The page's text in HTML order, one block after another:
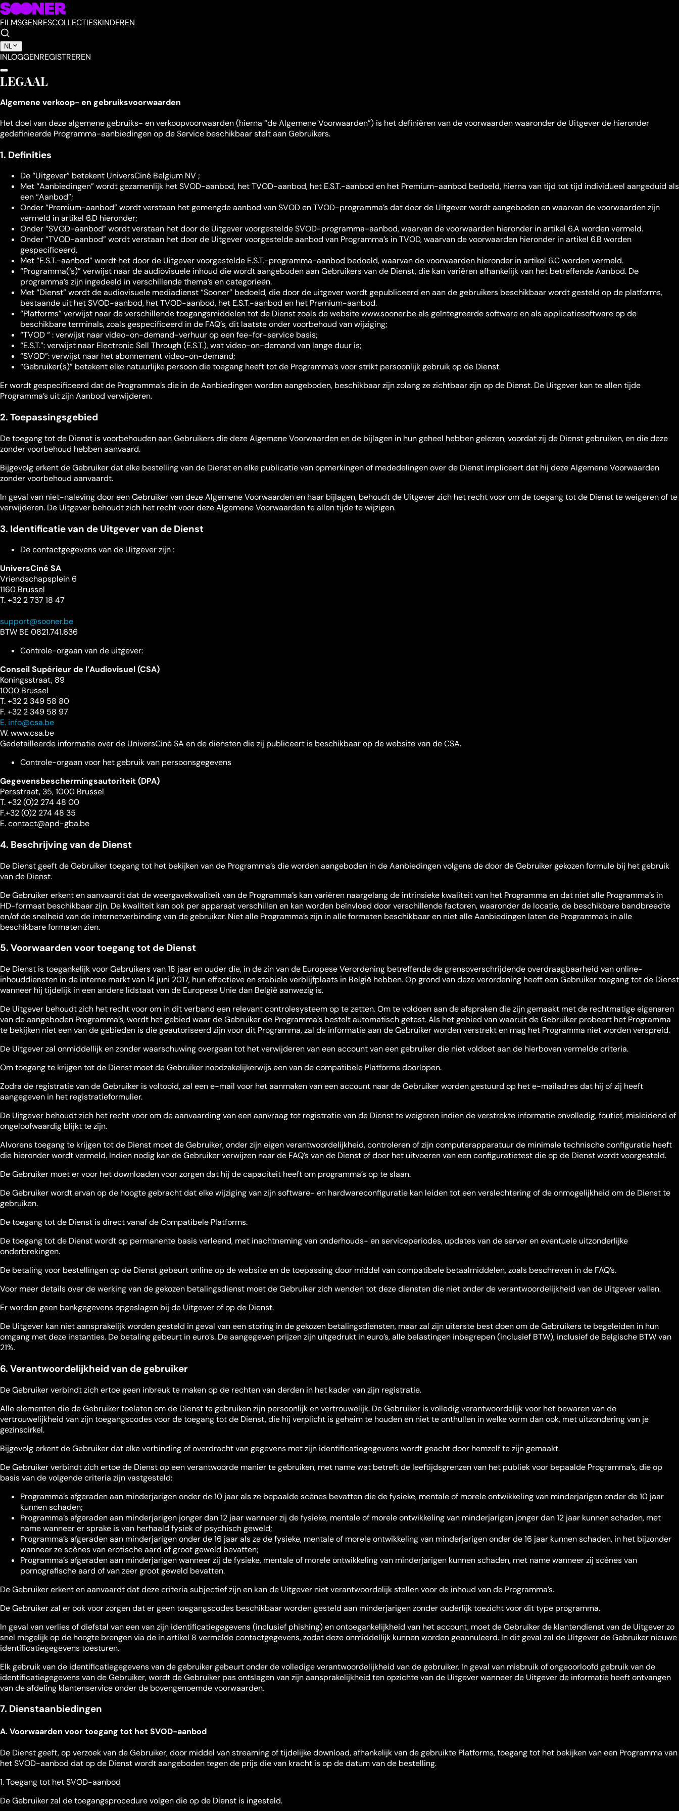
FILMSGENRESCOLLECTIESKINDEREN
NL
INLOGGENREGISTREREN
LEGAAL
Algemene verkoop- en gebruiksvoorwaarden
Het doel van deze algemene gebruiks- en verkoopvoorwaarden (hierna “de Algemene Voorwaarden”) is het definiëren van de voorwaarden waaronder de Uitgever de hieronder
gedefinieerde Programma-aanbiedingen op de Service beschikbaar stelt aan Gebruikers.
1. Definities
De “Uitgever” betekent UniversCiné Belgium NV ;
Met “Aanbiedingen” wordt gezamenlijk het SVOD-aanbod, het TVOD-aanbod, het E.S.T.-aanbod en het Premium-aanbod bedoeld, hierna van tijd tot tijd individueel aangeduid als
een “Aanbod”;
Onder “Premium-aanbod” wordt verstaan het gemengde aanbod van SVOD en TVOD-programma’s dat door de Uitgever wordt aangeboden en waarvan de voorwaarden zijn
vermeld in artikel 6.D hieronder;
Onder “SVOD-aanbod” wordt verstaan het door de Uitgever voorgestelde SVOD-programma-aanbod, waarvan de voorwaarden hieronder in artikel 6.A worden vermeld.
Onder “TVOD-aanbod” wordt verstaan het door de Uitgever voorgestelde aanbod van Programma’s in TVOD, waarvan de voorwaarden hieronder in artikel 6.B worden
gespecificeerd.
Met “E.S.T.-aanbod” wordt het door de Uitgever voorgestelde E.S.T.-programma-aanbod bedoeld, waarvan de voorwaarden hieronder in artikel 6.C worden vermeld.
“Programma(‘s)” verwijst naar de audiovisuele inhoud die wordt aangeboden aan Gebruikers van de Dienst, die kan variëren afhankelijk van het betreffende Aanbod. De
programma’s zijn ingedeeld in verschillende thema’s en categorieën.
Met “Dienst” wordt de audiovisuele mediadienst “Sooner” bedoeld, die door de uitgever wordt gepubliceerd en aan de gebruikers beschikbaar wordt gesteld op de platforms,
bestaande uit het SVOD-aanbod, het TVOD-aanbod, het E.S.T.-aanbod en het Premium-aanbod.
“Platforms” verwijst naar de verschillende toegangsmiddelen tot de Dienst zoals de website www.sooner.be als geïntegreerde software en als applicatiesoftware op de
beschikbare terminals, zoals gespecificeerd in de FAQ’s, dit laatste onder voorbehoud van wijziging;
“TVOD “ : verwijst naar video-on-demand-verhuur op een fee-for-service basis;
“E.S.T.”: verwijst naar Electronic Sell Through (E.S.T.), wat video-on-demand van lange duur is;
“SVOD”: verwijst naar het abonnement video-on-demand;
“Gebruiker(s)” betekent elke natuurlijke persoon die toegang heeft tot de Programma’s voor strikt persoonlijk gebruik op de Dienst.
Er wordt gespecificeerd dat de Programma’s die in de Aanbiedingen worden aangeboden, beschikbaar zijn zolang ze zichtbaar zijn op de Dienst. De Uitgever kan te allen tijde
Programma’s uit zijn Aanbod verwijderen.
2. Toepassingsgebied
De toegang tot de Dienst is voorbehouden aan Gebruikers die deze Algemene Voorwaarden en de bijlagen in hun geheel hebben gelezen, voordat zij de Dienst gebruiken, en die deze
zonder voorbehoud hebben aanvaard.
Bijgevolg erkent de Gebruiker dat elke bestelling van de Dienst en elke publicatie van opmerkingen of mededelingen over de Dienst impliceert dat hij deze Algemene Voorwaarden
zonder voorbehoud aanvaardt.
In geval van niet-naleving door een Gebruiker van deze Algemene Voorwaarden en haar bijlagen, behoudt de Uitgever zich het recht voor om de toegang tot de Dienst te weigeren of te
verwijderen. De Uitgever behoudt zich het recht voor deze Algemene Voorwaarden te allen tijde te wijzigen.
3. Identificatie van de Uitgever van de Dienst
De contactgegevens van de Uitgever zijn :
UniversCiné SA
Vriendschapsplein 6
1160 Brussel
T. +32 2 737 18 47
support@sooner.be
BTW BE 0821.741.636
Controle-orgaan van de uitgever:
Conseil Supérieur de l’Audiovisuel (CSA)
Koningsstraat, 89
1000 Brussel
T. +32 2 349 58 80
F. +32 2 349 58 97
E. info@csa.be
W. www.csa.be
Gedetailleerde informatie over de UniversCiné SA en de diensten die zij publiceert is beschikbaar op de website van de CSA.
Controle-orgaan voor het gebruik van persoonsgegevens
Gegevensbeschermingsautoriteit (DPA)
Persstraat, 35, 1000 Brussel
T. +32 (0)2 274 48 00
F.+32 (0)2 274 48 35
E. contact@apd-gba.be
4. Beschrijving van de Dienst
De Dienst geeft de Gebruiker toegang tot het bekijken van de Programma’s die worden aangeboden in de Aanbiedingen volgens de door de Gebruiker gekozen formule bij het gebruik
van de Dienst.
De Gebruiker erkent en aanvaardt dat de weergavekwaliteit van de Programma’s kan variëren naargelang de intrinsieke kwaliteit van het Programma en dat niet alle Programma’s in
HD-formaat beschikbaar zijn. De kwaliteit kan ook per apparaat verschillen en kan worden beïnvloed door verschillende factoren, waaronder de locatie, de beschikbare bandbreedte
en/of de snelheid van de internetverbinding van de gebruiker. Niet alle Programma’s zijn in alle formaten beschikbaar en niet alle Aanbiedingen laten de Programma’s in alle
beschikbare formaten zien.
5. Voorwaarden voor toegang tot de Dienst
De Dienst is toegankelijk voor Gebruikers van 18 jaar en ouder die, in de zin van de Europese Verordening betreffende de grensoverschrijdende overdraagbaarheid van online-
inhouddiensten in de interne markt van 14 juni 2017, hun effectieve en stabiele verblijfplaats in België hebben. Op grond van deze verordening heeft een Gebruiker toegang tot de Dienst
wanneer hij tijdelijk in een andere lidstaat van de Europese Unie dan België aanwezig is.
De Uitgever behoudt zich het recht voor om in dit verband een relevant controlesysteem op te zetten. Om te voldoen aan de afspraken die zijn gemaakt met de rechtmatige eigenaren
van de aangeboden Programma’s, wordt het gebied waar de Gebruiker de Programma’s bestelt automatisch getest. Als het gebied van waaruit de Gebruiker probeert het Programma
te bekijken niet een van de gebieden is die geautoriseerd zijn voor dit Programma, zal de informatie aan de Gebruiker worden verstrekt en mag het Programma niet worden verspreid.
De Uitgever zal onmiddellijk en zonder waarschuwing overgaan tot het verwijderen van een account van een gebruiker die niet voldoet aan de hierboven vermelde criteria.
Om toegang te krijgen tot de Dienst moet de Gebruiker noodzakelijkerwijs een van de compatibele Platforms doorlopen.
Zodra de registratie van de Gebruiker is voltooid, zal een e-mail voor het aanmaken van een account naar de Gebruiker worden gestuurd op het e-mailadres dat hij of zij heeft
aangegeven in het registratieformulier.
De Uitgever behoudt zich het recht voor om de aanvaarding van een aanvraag tot registratie van de Dienst te weigeren indien de verstrekte informatie onvolledig, foutief, misleidend of
ongeloofwaardig blijkt te zijn.
Alvorens toegang te krijgen tot de Dienst moet de Gebruiker, onder zijn eigen verantwoordelijkheid, controleren of zijn computerapparatuur de minimale technische configuratie heeft
die hieronder wordt vermeld. Indien nodig kan de Gebruiker verwijzen naar de FAQ’s van de Dienst of door het uitvoeren van een configuratietest die op de Dienst wordt voorgesteld.
De Gebruiker moet er voor het downloaden voor zorgen dat hij de capaciteit heeft om programma’s op te slaan.
De Gebruiker wordt ervan op de hoogte gebracht dat elke wijziging van zijn software- en hardwareconfiguratie kan leiden tot een verslechtering of de onmogelijkheid om de Dienst te
gebruiken.
De toegang tot de Dienst is direct vanaf de Compatibele Platforms.
De toegang tot de Dienst wordt op permanente basis verleend, met inachtneming van onderhouds- en serviceperiodes, updates van de server en eventuele uitzonderlijke
onderbrekingen.
De betaling voor bestellingen op de Dienst gebeurt online op de website en de toepassing door middel van compatibele betaalmiddelen, zoals beschreven in de FAQ’s.
Voor meer details over de werking van de gekozen betalingsdienst moet de Gebruiker zich wenden tot deze diensten die niet onder de verantwoordelijkheid van de Uitgever vallen.
Er worden geen bankgegevens opgeslagen bij de Uitgever of op de Dienst.
De Uitgever kan niet aansprakelijk worden gesteld in geval van een storing in de gekozen betalingsdiensten, maar zal zijn uiterste best doen om de Gebruikers te begeleiden in hun
omgang met deze instanties. De betaling gebeurt in euro’s. De aangegeven prijzen zijn uitgedrukt in euro’s, alle belastingen inbegrepen (inclusief BTW), inclusief de Belgische BTW van
21%.
6. Verantwoordelijkheid van de gebruiker
De Gebruiker verbindt zich ertoe geen inbreuk te maken op de rechten van derden in het kader van zijn registratie.
Alle elementen die de Gebruiker toelaten om de Dienst te gebruiken zijn persoonlijk en vertrouwelijk. De Gebruiker is volledig verantwoordelijk voor het bewaren van de
vertrouwelijkheid van zijn toegangscodes voor de toegang tot de Dienst, die hij verplicht is geheim te houden en niet te onthullen in welke vorm dan ook, met uitzondering van je
gezinscirkel.
Bijgevolg erkent de Gebruiker dat elke verbinding of overdracht van gegevens met zijn identificatiegegevens wordt geacht door hemzelf te zijn gemaakt.
De Gebruiker verbindt zich ertoe de Dienst op een verantwoorde manier te gebruiken, met name wat betreft de leeftijdsgrenzen van het publiek voor bepaalde Programma’s, die op
basis van de volgende criteria zijn vastgesteld:
Programma’s afgeraden aan minderjarigen onder de 10 jaar als ze bepaalde scènes bevatten die de fysieke, mentale of morele ontwikkeling van minderjarigen onder de 10 jaar
kunnen schaden;
Programma’s afgeraden aan minderjarigen jonger dan 12 jaar wanneer zij de fysieke, mentale of morele ontwikkeling van minderjarigen jonger dan 12 jaar kunnen schaden, met
name wanneer er sprake is van herhaald fysiek of psychisch geweld;
Programma’s afgeraden aan minderjarigen onder de 16 jaar als ze de fysieke, mentale of morele ontwikkeling van minderjarigen onder de 16 jaar kunnen schaden, in het bijzonder
wanneer ze scènes van erotische aard of groot geweld bevatten;
Programma’s afgeraden aan minderjarigen wanneer zij de fysieke, mentale of morele ontwikkeling van minderjarigen kunnen schaden, met name wanneer zij scènes van
pornografische aard of van zeer groot geweld bevatten.
De Gebruiker erkent en aanvaardt dat deze criteria subjectief zijn en kan de Uitgever niet verantwoordelijk stellen voor de inhoud van de Programma’s.
De Gebruiker zal er ook voor zorgen dat er geen toegangscodes beschikbaar worden gesteld aan minderjarigen zonder ouderlijk toezicht voor dit type programma.
In geval van verlies of diefstal van een van zijn identificatiegegevens (inclusief phishing) en ontoegankelijkheid van het account, moet de Gebruiker de klantendienst van de Uitgever zo
snel mogelijk op de hoogte brengen via de in artikel 8 vermelde contactgegevens, zodat deze onmiddellijk kunnen worden geannuleerd. In dit geval zal de Uitgever de Gebruiker nieuwe
identificatiegegevens toesturen.
Elk gebruik van de identificatiegegevens van de gebruiker gebeurt onder de volledige verantwoordelijkheid van de gebruiker. In geval van misbruik of ongeoorloofd gebruik van de
identificatiegegevens van de Gebruiker, wordt de Gebruiker pas ontslagen van zijn aansprakelijkheid ten opzichte van de Uitgever wanneer de Uitgever de informatie heeft ontvangen
van de afdeling klantenservice onder de bovengenoemde voorwaarden.
7. Dienstaanbiedingen
A. Voorwaarden voor toegang tot het SVOD-aanbod
De Dienst geeft, op verzoek van de Gebruiker, door middel van streaming of tijdelijke download, afhankelijk van de gebruikte Platforms, toegang tot het bekijken van een Programma van
het SVOD-aanbod dat op de Dienst wordt aangeboden tegen de prijs die van kracht is op de datum van de bestelling.
1. Toegang tot het SVOD-aanbod
De Gebruiker zal de toegangsprocedure volgen die op de Dienst is ingesteld.